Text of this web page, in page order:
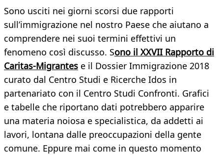
Sono usciti nei giorni scorsi due rapporti
sull’immigrazione nel nostro Paese che aiutano a
comprendere nei suoi termini effettivi un
fenomeno così discusso. Sono il XXVII Rapporto di
Caritas-Migrantes e il Dossier Immigrazione 2018
curato dal Centro Studi e Ricerche Idos in
partenariato con il Centro Studi Confronti. Grafici
e tabelle che riportano dati potrebbero apparire
una materia noiosa e specialistica, da addetti ai
lavori, lontana dalle preoccupazioni della gente
comune. Eppure mai come in questo momento